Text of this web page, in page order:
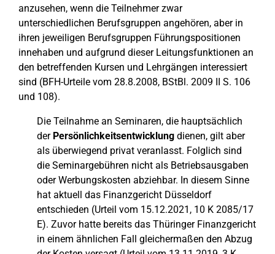
anzusehen, wenn die Teilnehmer zwar
unterschiedlichen Berufsgruppen angehören, aber in
ihren jeweiligen Berufsgruppen Führungspositionen
innehaben und aufgrund dieser Leitungsfunktionen an
den betreffenden Kursen und Lehrgängen interessiert
sind (BFH-Urteile vom 28.8.2008, BStBl. 2009 II S. 106
und 108).
Die Teilnahme an Seminaren, die hauptsächlich
der Persönlichkeitsentwicklung dienen, gilt aber
als überwiegend privat veranlasst. Folglich sind
die Seminargebühren nicht als Betriebsausgaben
oder Werbungskosten abziehbar. In diesem Sinne
hat aktuell das Finanzgericht Düsseldorf
entschieden (Urteil vom 15.12.2021, 10 K 2085/17
E). Zuvor hatte bereits das Thüringer Finanzgericht
in einem ähnlichen Fall gleichermaßen den Abzug